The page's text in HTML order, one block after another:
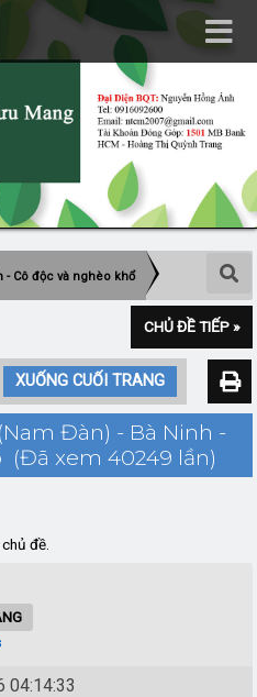
- Cô độc và nghèo khổ
CHỦ ĐỀ TIẾP »
XUỐNG CUỐI TRANG
Đàn) - Bà Ninh -
(Đã xem 40249 lần)
đề.
04:14:33